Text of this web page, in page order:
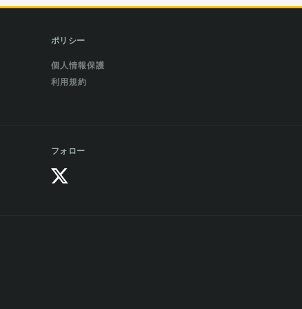
ポリシー
個人情報保護
利用規約
フォロー